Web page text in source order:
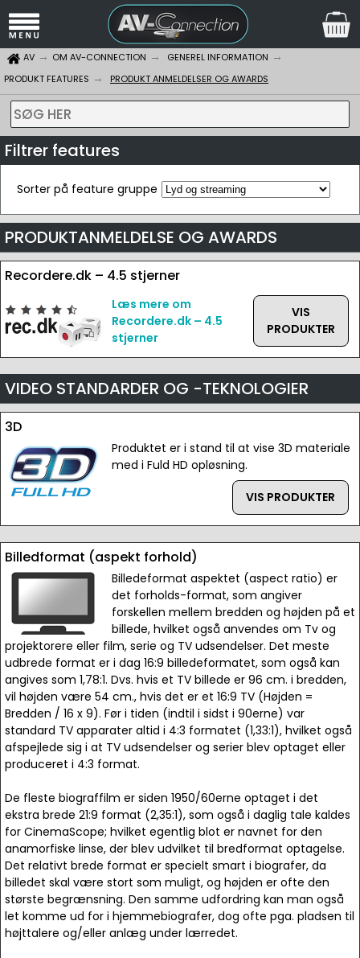
AV OM AV-CONNECTION
GENEREL INFORMATION
PRODUKT FEATURES
PRODUKT ANMELDELSER OG AWARDS
SØG HER
Filtrer features
Sorter på feature gruppe
PRODUKTANMELDELSE OG AWARDS
Recordere.dk – 4.5 stjerner
Læs mere om
Recordere.dk – 4.5
stjerner
VIS
PRODUKTER
VIDEO STANDARDER OG -TEKNOLOGIER
3D
Produktet er i stand til at vise 3D materiale
med i Fuld HD opløsning.
VIS PRODUKTER
Billedformat (aspekt forhold)
Billedeformat aspektet (aspect ratio) er
det forholds-format, som angiver
forskellen mellem bredden og højden på et
billede, hvilket også anvendes om Tv og
projektorere eller film, serie og TV udsendelser. Det meste
udbrede format er i dag 16:9 billedeformatet, som også kan
angives som 1,78:1. Dvs. hvis et TV billede er 96 cm. i bredden,
vil højden være 54 cm., hvis det er et 16:9 TV (Højden =
Bredden / 16 x 9). Før i tiden (indtil i sidst i 90erne) var
standard TV apparater altid i 4:3 formatet (1,33:1), hvilket også
afspejlede sig i at TV udsendelser og serier blev optaget eller
produceret i 4:3 format.
De fleste biograffilm er siden 1950/60erne optaget i det
ekstra brede 21:9 format (2,35:1), som også i daglig tale kaldes
for CinemaScope; hvilket egentlig blot er navnet for den
anamorfiske linse, der blev udvilket til bredformat optagelse.
Det relativt brede format er specielt smart i biografer, da
billedet skal være stort som muligt, og højden er ofte den
største begrænsning. Den samme udfordring kan man også
let komme ud for i hjemmebiografer, dog ofte pga. pladsen til
højttalere og/eller anlæg under lærredet.